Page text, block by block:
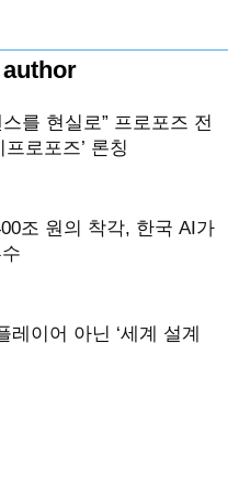
를 현실로” 프로포즈 전
로포즈’ 론칭
조 원의 착각, 한국 AI가
레이어 아닌 ‘세계 설계